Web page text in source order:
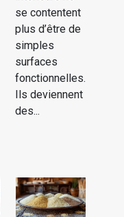
se contentent
plus d’être de
simples
surfaces
fonctionnelles.
Ils deviennent
des...